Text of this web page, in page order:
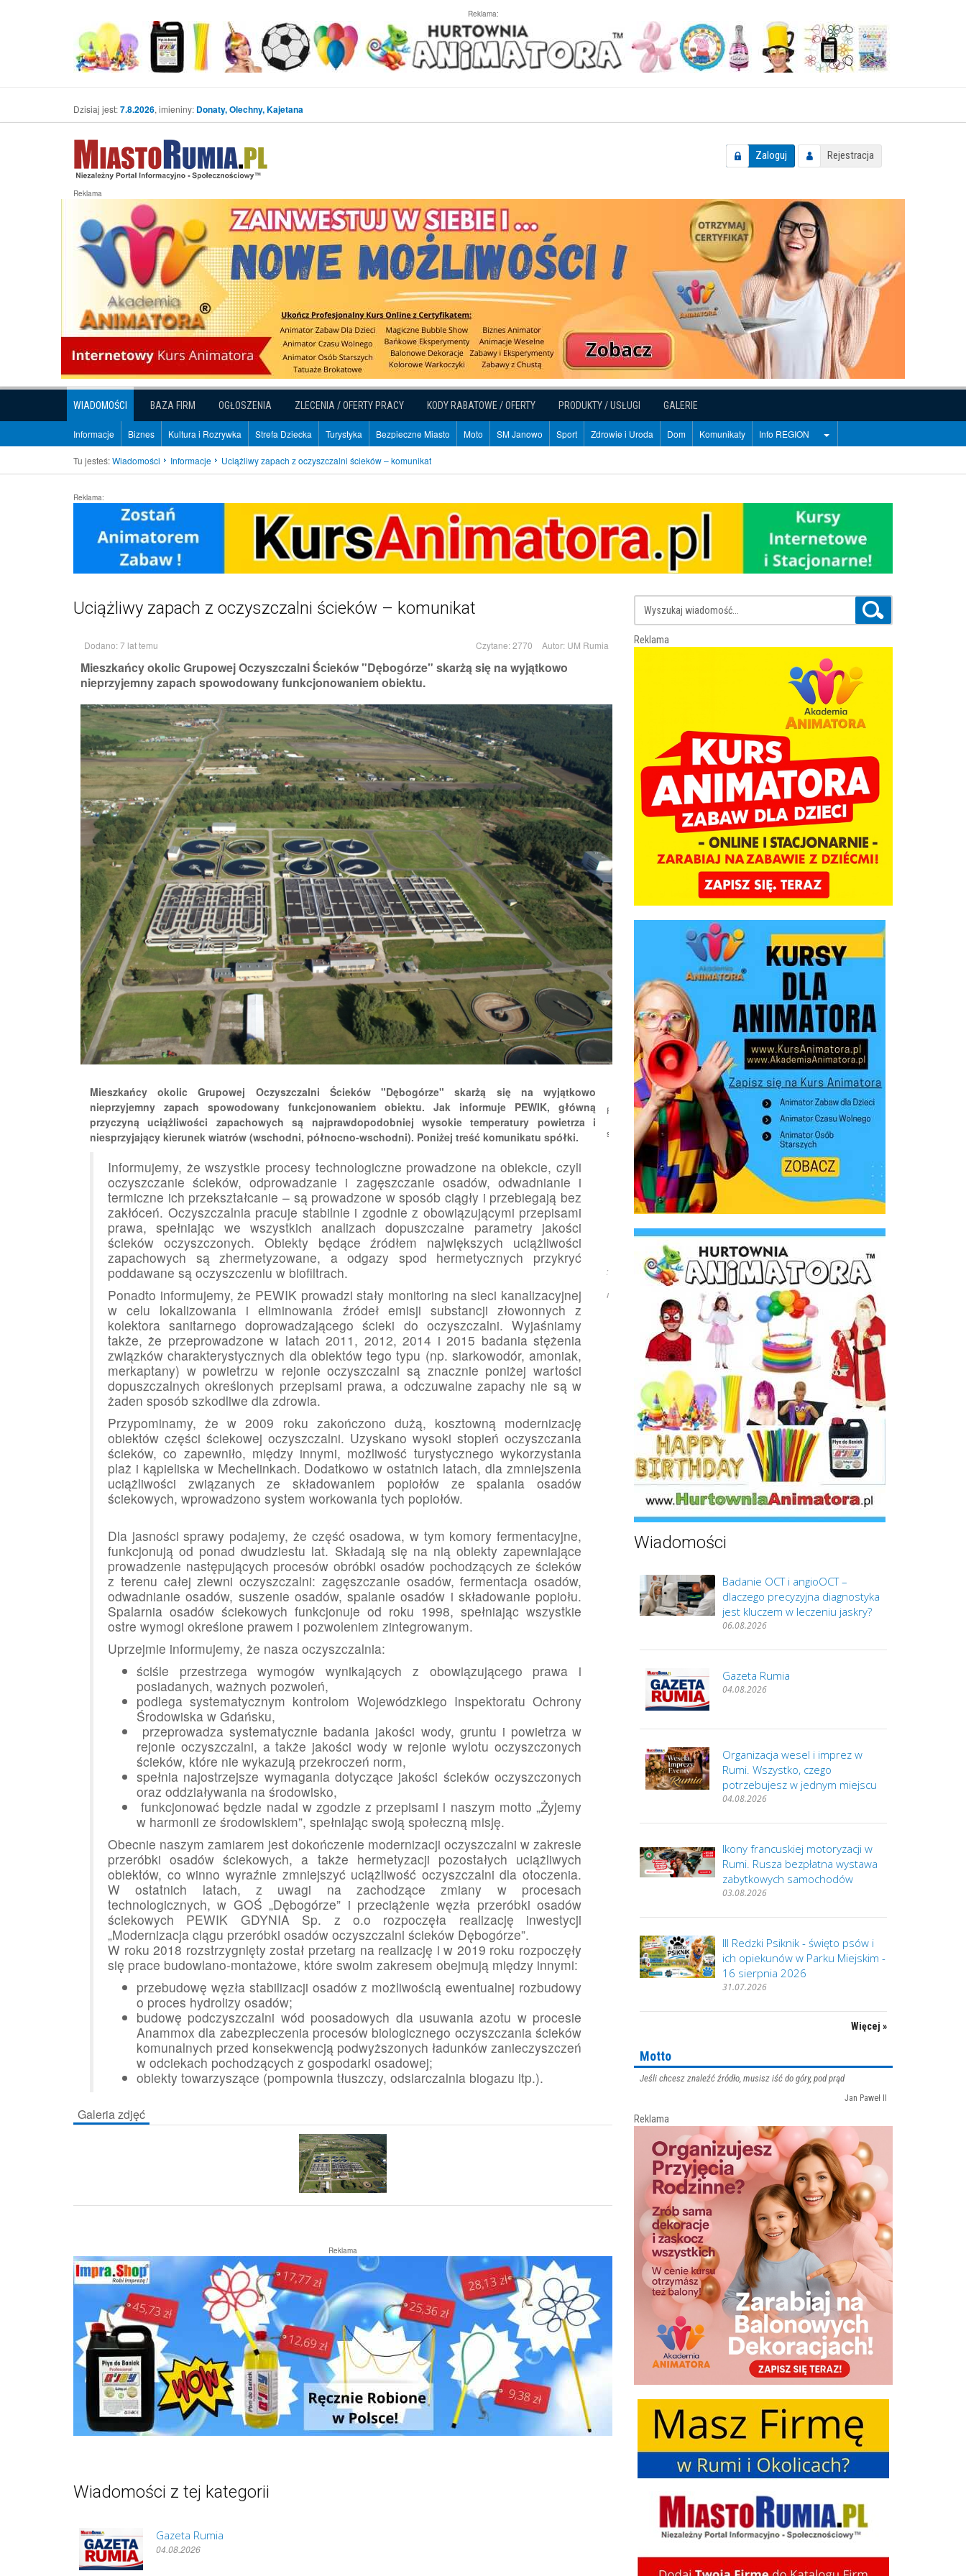
Reklama:
Dzisiaj jest:7.8.2026, imieniny: Donaty, Olechny, Kajetana
Zaloguj Rejestracja
Reklama
WIADOMOŚCI BAZA FIRM OGŁOSZENIA ZLECENIA / OFERTY PRACY KODY RABATOWE / OFERTY PRODUKTY / USŁUGI GALERIE
Informacje Biznes Kultura i Rozrywka Strefa Dziecka Turystyka Bezpieczne Miasto Moto SM Janowo Sport Zdrowie i Uroda Dom Komunikaty Info REGION
Tu jesteś:Wiadomości Informacje Uciążliwy zapach z oczyszczalni ścieków – komunikat
Reklama:
Uciążliwy zapach z oczyszczalni ścieków – komunikat
Dodano: 7 lat temu Czytane: 2770 Autor: UM Rumia
Mieszkańcy okolic Grupowej Oczyszczalni Ścieków "Dębogórze" skarżą się na wyjątkowo
nieprzyjemny zapach spowodowany funkcjonowaniem obiektu.
Mieszkańcy okolic Grupowej Oczyszczalni Ścieków "Dębogórze" skarżą się na wyjątkowo
nieprzyjemny zapach spowodowany funkcjonowaniem obiektu. Jak informuje PEWIK, główną
przyczyną uciążliwości zapachowych są najprawdopodobniej wysokie temperatury powietrza i
niesprzyjający kierunek wiatrów (wschodni, północno-wschodni). Poniżej treść komunikatu spółki.
Informujemy, że wszystkie procesy technologiczne prowadzone na obiekcie, czyli
oczyszczanie ścieków, odprowadzanie i zagęszczanie osadów, odwadnianie i
termiczne ich przekształcanie – są prowadzone w sposób ciągły i przebiegają bez
zakłóceń. Oczyszczalnia pracuje stabilnie i zgodnie z obowiązującymi przepisami
prawa, spełniając we wszystkich analizach dopuszczalne parametry jakości
ścieków oczyszczonych. Obiekty będące źródłem największych uciążliwości
zapachowych są zhermetyzowane, a odgazy spod hermetycznych przykryć
poddawane są oczyszczeniu w biofiltrach.
Ponadto informujemy, że PEWIK prowadzi stały monitoring na sieci kanalizacyjnej
w celu lokalizowania i eliminowania źródeł emisji substancji złowonnych z
kolektora sanitarnego doprowadzającego ścieki do oczyszczalni. Wyjaśniamy
także, że przeprowadzone w latach 2011, 2012, 2014 i 2015 badania stężenia
związków charakterystycznych dla obiektów tego typu (np. siarkowodór, amoniak,
merkaptany) w powietrzu w rejonie oczyszczalni są znacznie poniżej wartości
dopuszczalnych określonych przepisami prawa, a odczuwalne zapachy nie są w
żaden sposób szkodliwe dla zdrowia.
Przypominamy, że w 2009 roku zakończono dużą, kosztowną modernizację
obiektów części ściekowej oczyszczalni. Uzyskano wysoki stopień oczyszczania
ścieków, co zapewniło, między innymi, możliwość turystycznego wykorzystania
plaż i kąpieliska w Mechelinkach. Dodatkowo w ostatnich latach, dla zmniejszenia
uciążliwości związanych ze składowaniem popiołów ze spalania osadów
ściekowych, wprowadzono system workowania tych popiołów.
Dla jasności sprawy podajemy, że część osadowa, w tym komory fermentacyjne,
funkcjonują od ponad dwudziestu lat. Składają się na nią obiekty zapewniające
prowadzenie następujących procesów obróbki osadów pochodzących ze ścieków
z terenu całej zlewni oczyszczalni: zagęszczanie osadów, fermentacja osadów,
odwadnianie osadów, suszenie osadów, spalanie osadów i składowanie popiołu.
Spalarnia osadów ściekowych funkcjonuje od roku 1998, spełniając wszystkie
ostre wymogi określone prawem i pozwoleniem zintegrowanym.
Uprzejmie informujemy, że nasza oczyszczalnia:
ściśle przestrzega wymogów wynikających z obowiązującego prawa i
posiadanych, ważnych pozwoleń,
podlega systematycznym kontrolom Wojewódzkiego Inspektoratu Ochrony
Środowiska w Gdańsku,
przeprowadza systematycznie badania jakości wody, gruntu i powietrza w
rejonie oczyszczalni, a także jakości wody w rejonie wylotu oczyszczonych
ścieków, które nie wykazują przekroczeń norm,
spełnia najostrzejsze wymagania dotyczące jakości ścieków oczyszczonych
oraz oddziaływania na środowisko,
funkcjonować będzie nadal w zgodzie z przepisami i naszym motto „Żyjemy
w harmonii ze środowiskiem”, spełniając swoją społeczną misję.
Obecnie naszym zamiarem jest dokończenie modernizacji oczyszczalni w zakresie
przeróbki osadów ściekowych, a także hermetyzacji pozostałych uciążliwych
obiektów, co winno wyraźnie zmniejszyć uciążliwość oczyszczalni dla otoczenia.
W ostatnich latach, z uwagi na zachodzące zmiany w procesach
technologicznych, w GOŚ „Dębogórze” i przeciążenie węzła przeróbki osadów
ściekowych PEWIK GDYNIA Sp. z o.o rozpoczęła realizację inwestycji
„Modernizacja ciągu przeróbki osadów oczyszczalni ścieków Dębogórze”.
W roku 2018 rozstrzygnięty został przetarg na realizację i w 2019 roku rozpoczęły
się prace budowlano-montażowe, które swoim zakresem obejmują między innymi:
przebudowę węzła stabilizacji osadów z możliwością ewentualnej rozbudowy
o proces hydrolizy osadów;
budowę podczyszczalni wód poosadowych dla usuwania azotu w procesie
Anammox dla zabezpieczenia procesów biologicznego oczyszczania ścieków
komunalnych przed konsekwencją podwyższonych ładunków zanieczyszczeń
w odciekach pochodzących z gospodarki osadowej;
obiekty towarzyszące (pompownia tłuszczy, odsiarczalnia biogazu itp.).
Podziel
się:
Źródło:
Rumia.eu
Galeria zdjęć
Reklama
Wiadomości z tej kategorii
Gazeta Rumia
04.08.2026
Reklama
Wiadomości
Badanie OCT i angioOCT –
dlaczego precyzyjna diagnostyka
jest kluczem w leczeniu jaskry?
06.08.2026
Gazeta Rumia
04.08.2026
Organizacja wesel i imprez w
Rumi. Wszystko, czego
potrzebujesz w jednym miejscu
04.08.2026
Ikony francuskiej motoryzacji w
Rumi. Rusza bezpłatna wystawa
zabytkowych samochodów
03.08.2026
III Redzki Psiknik - święto psów i
ich opiekunów w Parku Miejskim -
16 sierpnia 2026
31.07.2026
Więcej »
Motto
Jeśli chcesz znaleźć źródło, musisz iść do góry, pod prąd
Jan Paweł II
Reklama